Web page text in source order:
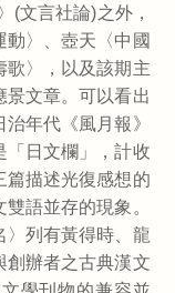
文言社論)之外，
〉、壺天〈中國
歌〉，以及該期主
文章。可以看出
年代《風月報》
「日文欄」，計收
篇描述光復感想的
語並存的現象。
〉列有黃得時、龍
創辦者之古典漢文